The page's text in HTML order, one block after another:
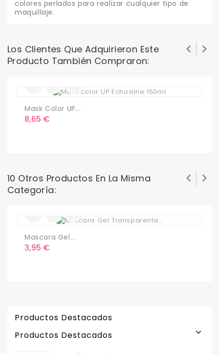
colores perlados para realizar cualquier tipo de
maquillaje.
Los Clientes Que Adquirieron Este
Producto También Compraron:
Mask Color UP...
Precio
8,65 €
 
10 Otros Productos En La Misma
Categoría:
Mascara Gel...
Precio
3,95 €
 
Productos Destacados
Productos Destacados
